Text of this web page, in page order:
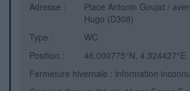
Adresse :
Place Antonin Goujat /
Hugo (D308)
Type :
WC
Position :
46.000775°N, 4.324427°E
Fermeture hivernale : information